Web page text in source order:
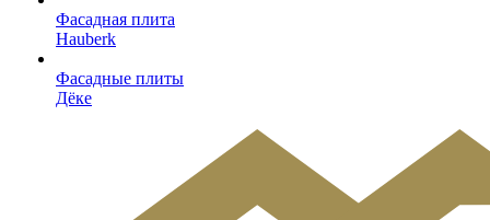
Фасадная плита
Hauberk
Фасадные плиты
Дёке